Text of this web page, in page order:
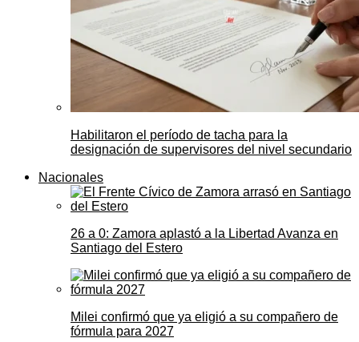
Habilitaron el período de tacha para la
designación de supervisores del nivel secundario
Nacionales
26 a 0: Zamora aplastó a la Libertad Avanza en
Santiago del Estero
Milei confirmó que ya eligió a su compañero de
fórmula para 2027